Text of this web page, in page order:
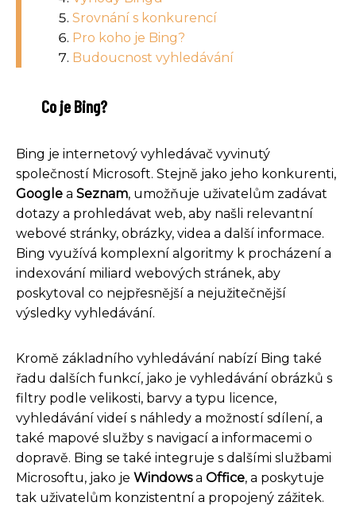
Srovnání s konkurencí
Pro koho je Bing?
Budoucnost vyhledávání
Co je Bing?
Bing je internetový vyhledávač vyvinutý
společností Microsoft. Stejně jako jeho konkurenti,
Google a Seznam, umožňuje uživatelům zadávat
dotazy a prohledávat web, aby našli relevantní
webové stránky, obrázky, videa a další informace.
Bing využívá komplexní algoritmy k procházení a
indexování miliard webových stránek, aby
poskytoval co nejpřesnější a nejužitečnější
výsledky vyhledávání.
Kromě základního vyhledávání nabízí Bing také
řadu dalších funkcí, jako je vyhledávání obrázků s
filtry podle velikosti, barvy a typu licence,
vyhledávání videí s náhledy a možností sdílení, a
také mapové služby s navigací a informacemi o
dopravě. Bing se také integruje s dalšími službami
Microsoftu, jako je Windowsa Office, a poskytuje
tak uživatelům konzistentní a propojený zážitek.